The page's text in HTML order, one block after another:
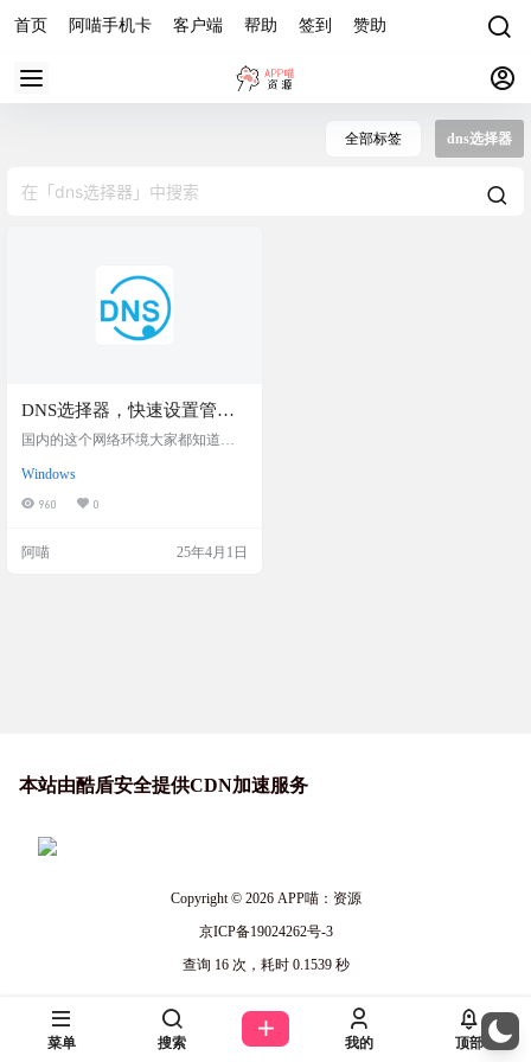
首页 阿喵手机卡 客户端 帮助 签到 赞助
全部标签 dns选择器
DNS选择器，快速设置管理
你电脑的DNS服务器，选择
国内的这个网络环境大家都知道，
各种拦截，污染。有时候部分网站
都无法访问，今天给大家分享一个
务器，选择最佳网络DNS 软件截图
Windows
960 0
阿喵 25年4月1日
本站由酷盾安全提供CDN加速服务
Copyright © 2026APP喵：资源
京ICP备19024262号-3
查询 16 次，耗时 0.1539 秒
菜单 搜索 我的 顶部